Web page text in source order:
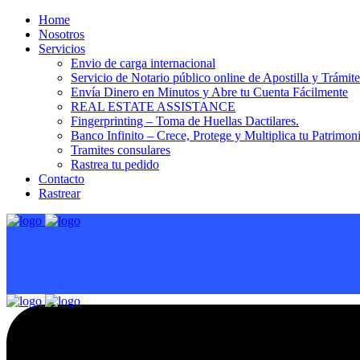
Home
Nosotros
Servicios
Envio de carga internacional
Servicio de Notario público online de Apostilla y
Envía Dinero en Minutos y Abre tu Cuenta Fácilmente
REAL ESTATE ASSISTANCE
Fingerprinting – Toma de Huellas Dactilares.
Banco Infinito – Crece, Protege y Multiplica tu
Tramites consulares
Rastrea tu pedido
Contacto
Rastrear